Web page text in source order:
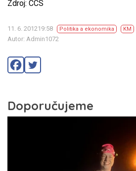
Zdroj: CCS
11. 6. 201219:58 Politika a ekonomika KM
Autor: Admin1072